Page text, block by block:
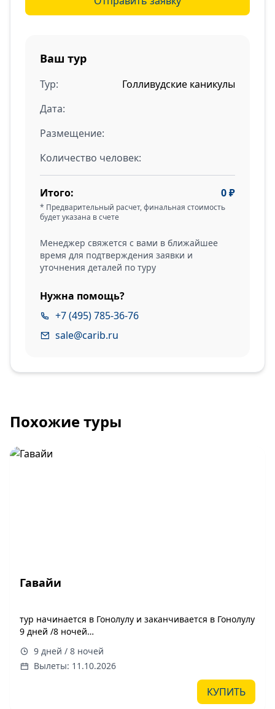
Ваш тур
Тур:
Голливудские каникулы
Дата:
Размещение:
Количество человек:
Итого: 0₽
* Предварительный расчет, финальная стоимость
будет указана в счете
Менеджер свяжется с вами в ближайшее
время для подтверждения заявки и
уточнения деталей по туру
Нужна помощь?
+7 (495) 785-36-76
sale@carib.ru
Похожие туры
Гавайи
тур начинается в Гонолулу и заканчивается в Гонолулу
9 дней /8 ночей
9 дней / 8 ночей
Вылеты: 11.10.2026
КУПИТЬ